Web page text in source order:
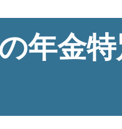
年金